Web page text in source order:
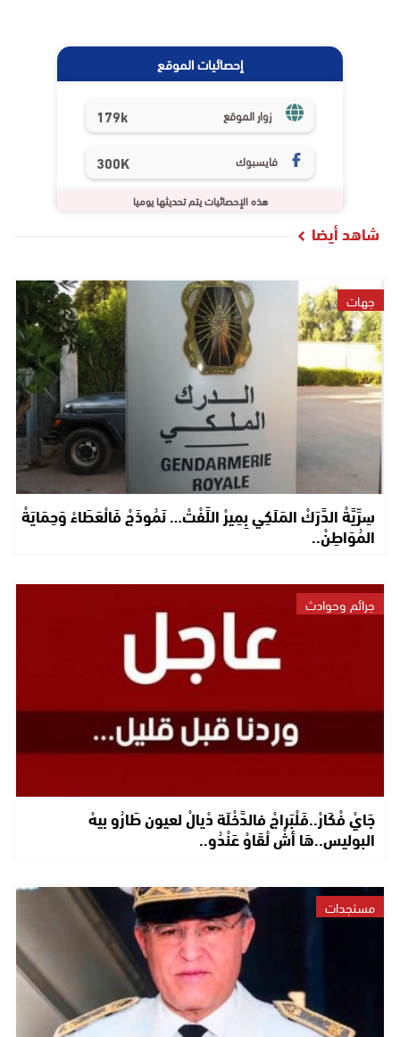
إحصائيات الموقع
زوار الموقع 179k
فايسبوك 300K
هذه الإحصائيات يتم تحديثها يوميا
شاهد أيضا
جهات
سِرِّيَّةْ الدَّرَكْ المَلَكِي بِمِيرْ اللِّفْتْ… نَمُوذَجْ فَالْعَطَاءْ وَحِمَايَةْ
المُوَاطِنْ..
جرائم وحوادث
جَايْ فْكَارْ..فَلْبَراجْ فالدَّخْلَة دْيالْ لعيون طَارُو بيهْ
البوليس..هَا أشْ لْقَاوْ عَنْدُو..
مستجدات